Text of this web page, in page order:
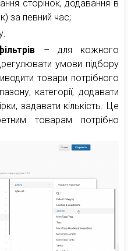
сторінок, додавання в
за певний час;
– для кожного
умови підбору
товари потрібного
категорії, додавати
задавати кількість. Це
товарам потрібно